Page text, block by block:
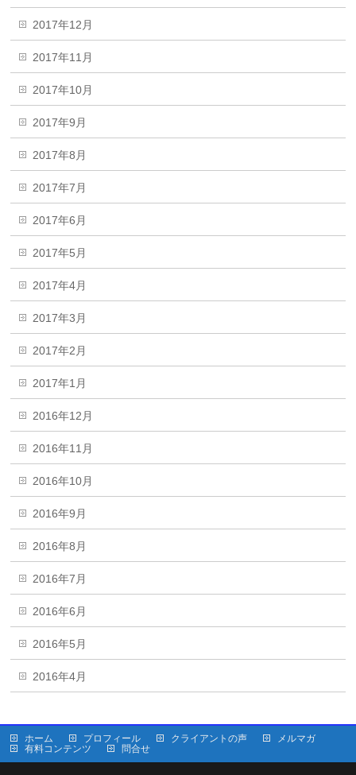
2017年12月
2017年11月
2017年10月
2017年9月
2017年8月
2017年7月
2017年6月
2017年5月
2017年4月
2017年3月
2017年2月
2017年1月
2016年12月
2016年11月
2016年10月
2016年9月
2016年8月
2016年7月
2016年6月
2016年5月
2016年4月
ホーム プロフィール クライアントの声
メルマガ
有料コンテンツ
問合せ